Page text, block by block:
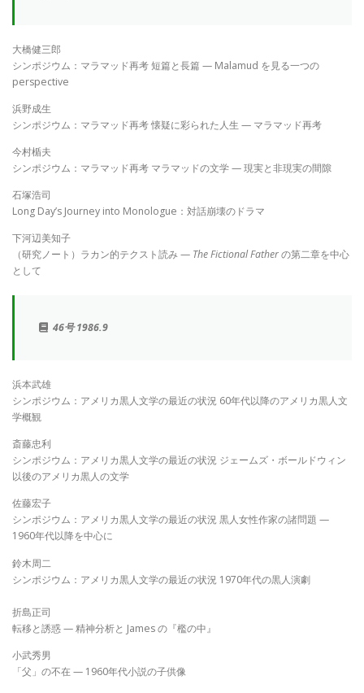
大橋健三郎
シンポジウム：マラマッド再考 短篇と長篇 — Malamud を見る一つの
perspective
浜野成生
シンポジウム：マラマッド再考 懐疑に彩られた人生 — マラマッド再考
今村楯夫
シンポジウム：マラマッド再考 マラマッドの文学 — 現実と非現実の間隙
石塚浩司
Long Day’s Journey into Monologue：対話崩壊のドラマ
下河辺美知子
（研究ノート）ラカン的テクスト読み — The Fictional Fatherの第二章を中心
として
46号 1986.9
浜本武雄
シンポジウム：アメリカ黒人文学の最近の状況 60年代以降のアメリカ黒人文
学概観
斎藤忠利
シンポジウム：アメリカ黒人文学の最近の状況 ジェームズ・ボールドウィン
以後のアメリカ黒人の文学
佐藤宏子
シンポジウム：アメリカ黒人文学の最近の状況 黒人女性作家の諸問題 —
1960年代以降を中心に
鈴木周二
シンポジウム：アメリカ黒人文学の最近の状況 1970年代の黒人演劇
折島正司
転移と誘惑 — 精神分析と James の『檻の中』
小武秀男
「父」の不在 — 1960年代小説の子供像